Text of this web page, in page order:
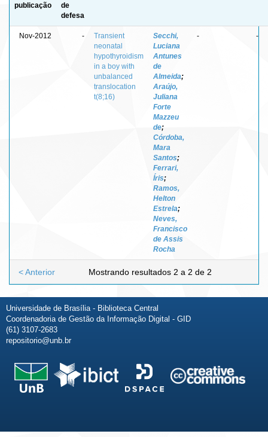
publicação
de
defesa
Nov-2012 -
Transient
neonatal
hypothyroidism
in a boy with
unbalanced
translocation
t(8;16)
Secchi,
Luciana
Antunes
de
Almeida;
Araújo,
Juliana
Forte
Mazzeu
de;
Córdoba,
Mara
Santos;
Ferrari,
Íris;
Ramos,
Helton
Estrela;
Neves,
Francisco
de Assis
Rocha
- -
Mostrando resultados 2 a 2 de 2
< Anterior
Universidade de Brasília - Biblioteca Central
Coordenadoria de Gestão da Informação Digital - GID
(61) 3107-2683
repositorio@unb.br